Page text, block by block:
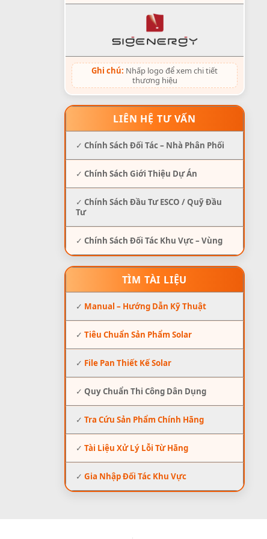
Ghi chú: Nhấp logo để xem chi tiết
thương hiệu
LIÊN HỆ TƯ VẤN
✓ Chính Sách Đối Tác – Nhà Phân Phối
✓ Chính Sách Giới Thiệu Dự Án
✓ Chính Sách Đầu Tư ESCO / Quỹ Đầu
Tư
✓ Chính Sách Đối Tác Khu Vực – Vùng
TÌM TÀI LIỆU
✓ Manual – Hướng Dẫn Kỹ Thuật
✓ Tiêu Chuẩn Sản Phẩm Solar
✓ File Pan Thiết Kế Solar
✓ Quy Chuẩn Thi Công Dân Dụng
✓ Tra Cứu Sản Phẩm Chính Hãng
✓ Tài Liệu Xử Lý Lỗi Từ Hãng
✓ Gia Nhập Đối Tác Khu Vực